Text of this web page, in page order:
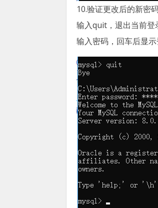
10.验证更改后的新密
输入quit，退出当前
输入密码，回车后显示